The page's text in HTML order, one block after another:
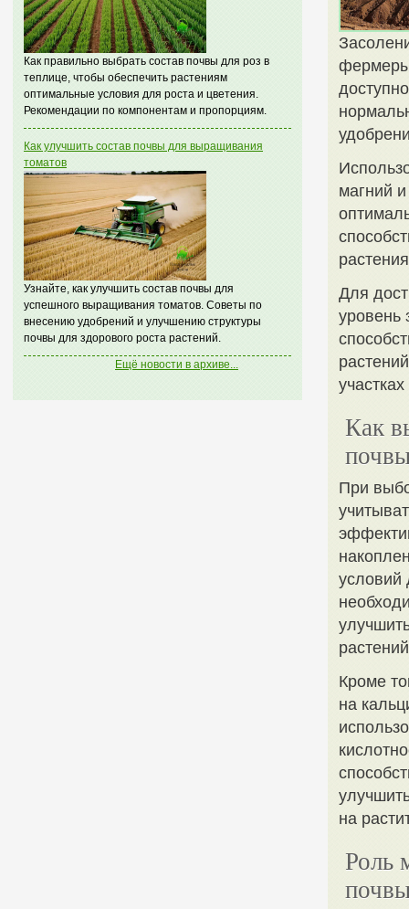
Как правильно выбрать состав почвы для роз в
теплице, чтобы обеспечить растениям
оптимальные условия для роста и цветения.
Рекомендации по компонентам и пропорциям.
Как улучшить состав почвы для выращивания
томатов
Узнайте, как улучшить состав почвы для
успешного выращивания томатов. Советы по
внесению удобрений и улучшению структуры
почвы для здорового роста растений.
Ещё новости в архиве...
фермеры
магний
Для
уровень
Как
При
условий
Кроме
на
на
Роль